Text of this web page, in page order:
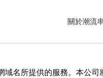
關於潮流串
名所提供的服務。本公